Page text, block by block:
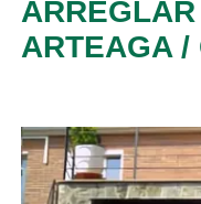
ARTEAGA /